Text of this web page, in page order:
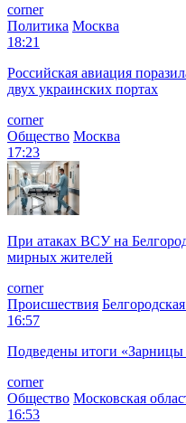
corner
Политика Москва
18:21
Российская авиация
двух украинских портах
corner
Общество Москва
17:23
При атаках ВСУ на
мирных жителей
corner
Происшествия
16:57
Подведены итоги «Зарницы
corner
Общество Московская
16:53